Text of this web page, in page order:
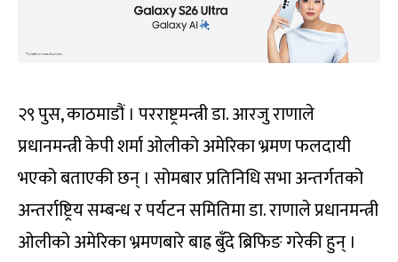
२९ पुस, काठमाडौं । परराष्ट्रमन्त्री डा. आरजु राणाले
प्रधानमन्त्री केपी शर्मा ओलीको अमेरिका भ्रमण फलदायी
भएको बताएकी छन् । सोमबार प्रतिनिधि सभा अन्तर्गतको
अन्तर्राष्ट्रिय सम्बन्ध र पर्यटन समितिमा डा. राणाले प्रधानमन्त्री
ओलीको अमेरिका भ्रमणबारे बाह्र बुँदे ब्रिफिङ गरेकी हुन् ।